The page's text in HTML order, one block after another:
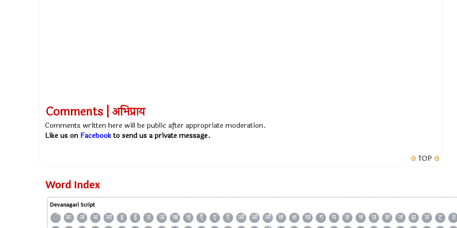
Comments | अभिप्राय
Comments written here will be public after appropriate moderation.
Like us on Facebookto send us a private message.
TOP
Word Index
Devanagari Script
ँ अः अं अ आ इ ई उ ऊ ऋ ऌ ऍ ए ऐ ऑ ओ औ क क्ष ख ग घ ङ च छ ज्ञ ज झ ञ ट ठ